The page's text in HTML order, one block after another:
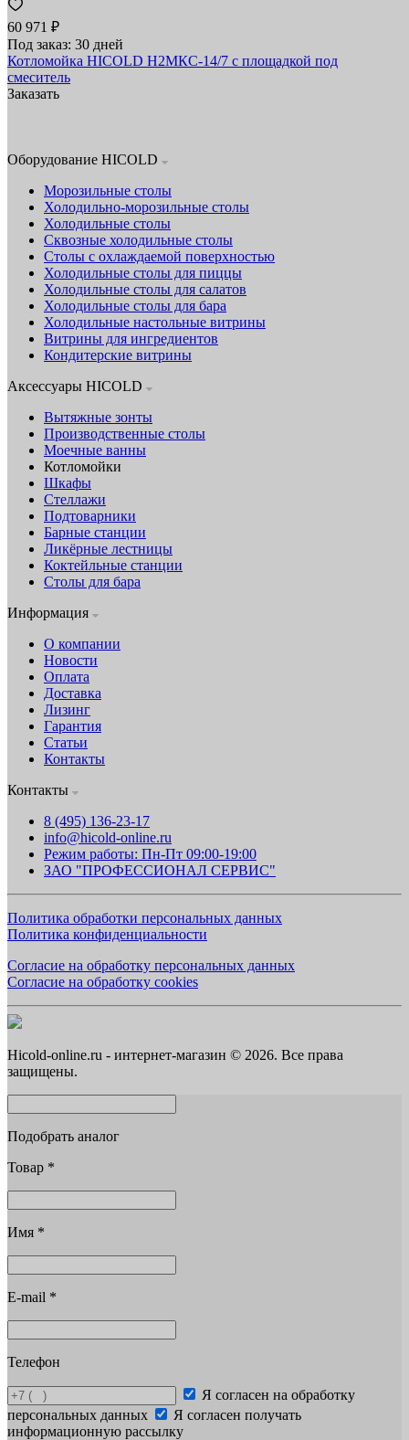
60 971 ₽
Под заказ: 30 дней
Котломойка HICOLD Н2МКС-14/7 с площадкой под
смеситель
Заказать
Оборудование HICOLD
Морозильные столы
Холодильно-морозильные столы
Холодильные столы
Сквозные холодильные столы
Столы с охлаждаемой поверхностью
Холодильные столы для пиццы
Холодильные столы для салатов
Холодильные столы для бара
Холодильные настольные витрины
Витрины для ингредиентов
Кондитерские витрины
Аксессуары HICOLD
Вытяжные зонты
Производственные столы
Моечные ванны
Котломойки
Шкафы
Стеллажи
Подтоварники
Барные станции
Ликёрные лестницы
Коктейльные станции
Столы для бара
Информация
О компании
Новости
Оплата
Доставка
Лизинг
Гарантия
Статьи
Контакты
Контакты
8 (495) 136-23-17
info@hicold-online.ru
Режим работы: Пн-Пт 09:00-19:00
ЗАО "ПРОФЕССИОНАЛ СЕРВИС"
Политика обработки персональных данных
Политика конфиденциальности
Согласие на обработку персональных данных
Согласие на обработку cookies
Hicold-online.ru - интернет-магазин © 2026. Все права
защищены.
Подобрать аналог
Товар *
Имя *
E-mail *
Телефон
Я согласен на обработку
персональных данных
Я согласен получать
информационную рассылку